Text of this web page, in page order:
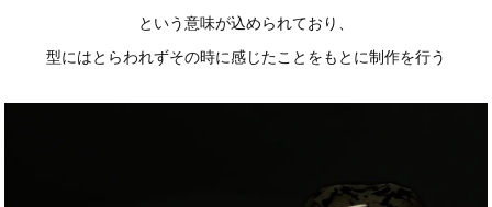
という意味が込められており、
型にはとらわれずその時に感じたことをもとに制作を行う